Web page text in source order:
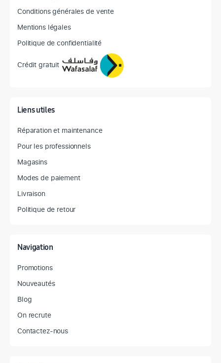
Conditions générales de vente
Mentions légales
Politique de confidentialité
Crédit gratuit
Liens utiles
Réparation et maintenance
Pour les professionnels
Magasins
Modes de paiement
Livraison
Politique de retour
Navigation
Promotions
Nouveautés
Blog
On recrute
Contactez-nous